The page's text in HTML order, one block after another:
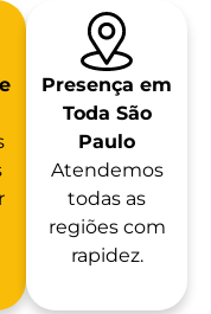
Presença em
Toda São
Paulo
Atendemos
todas as
regiões com
rapidez.